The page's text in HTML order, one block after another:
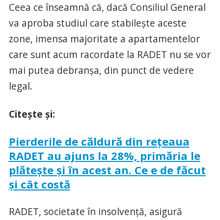
Ceea ce înseamnă că, dacă Consiliul General
va aproba studiul care stabileşte aceste
zone, imensa majoritate a apartamentelor
care sunt acum racordate la RADET nu se vor
mai putea debranşa, din punct de vedere
legal.
Citeşte şi:
Pierderile de căldură din reţeaua
RADET au ajuns la 28%, primăria le
plăteşte şi în acest an. Ce e de făcut
şi cât costă
RADET, societate în insolvenţă, asigură